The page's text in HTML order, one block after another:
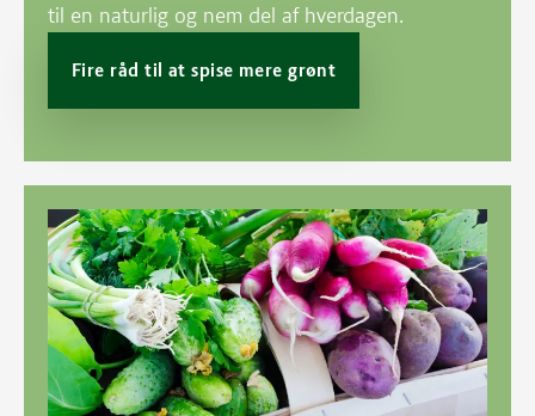
til en naturlig og nem del af hverdagen.
Fire råd til at spise mere grønt